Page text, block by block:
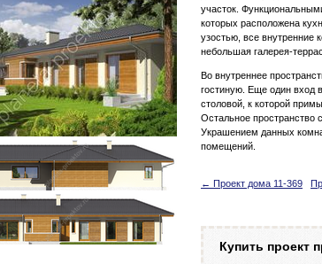
участок.
которых расположена
узостью, все внутренние
небольшая галерея-
Во внутреннее
гостиную. Еще один вход
столовой, к которой
Остальное пространство
Украшением данных
помещений.
← Проект дома 11-369
Купить проект